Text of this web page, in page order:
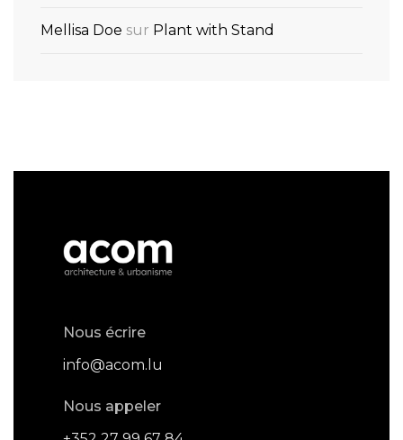
Mellisa Doe sur Plant with Stand
Nous écrire
info@acom.lu
Nous appeler